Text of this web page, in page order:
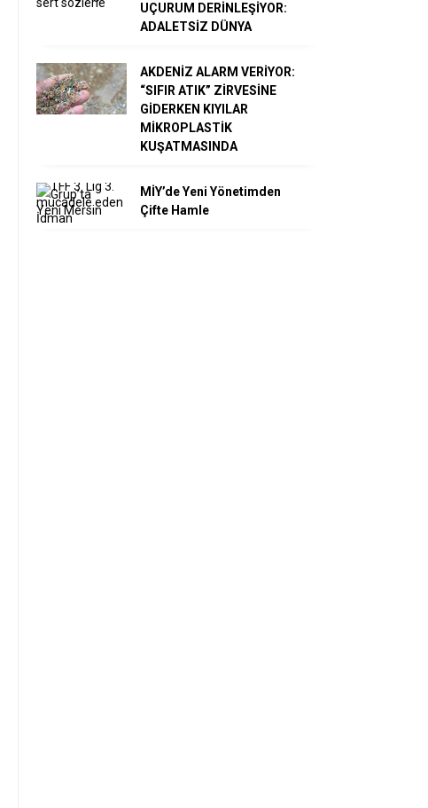
UÇURUM DERİNLEŞİYOR:
ADALETSİZ DÜNYA
AKDENİZ ALARM VERİYOR:
“SIFIR ATIK” ZİRVESİNE
GİDERKEN KIYILAR
MİKROPLASTİK
KUŞATMASINDA
MİY’de Yeni Yönetimden
Çifte Hamle